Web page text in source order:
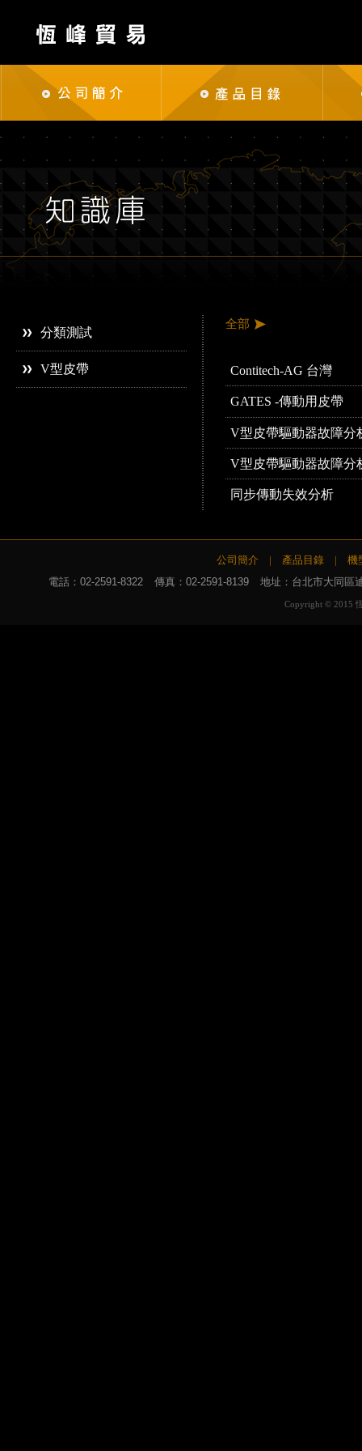
分類測試
V型皮帶
全部
Contitech-AG 台灣
GATES -傳動用皮帶
V型皮帶驅動器故障分
V型皮帶驅動器故障分
同步傳動失效分析
公司簡介 | 產品目錄 |
機
電話：02-2591-8322 傳真：02-2591-8139 地址：台北市大同區
Copyright © 2015